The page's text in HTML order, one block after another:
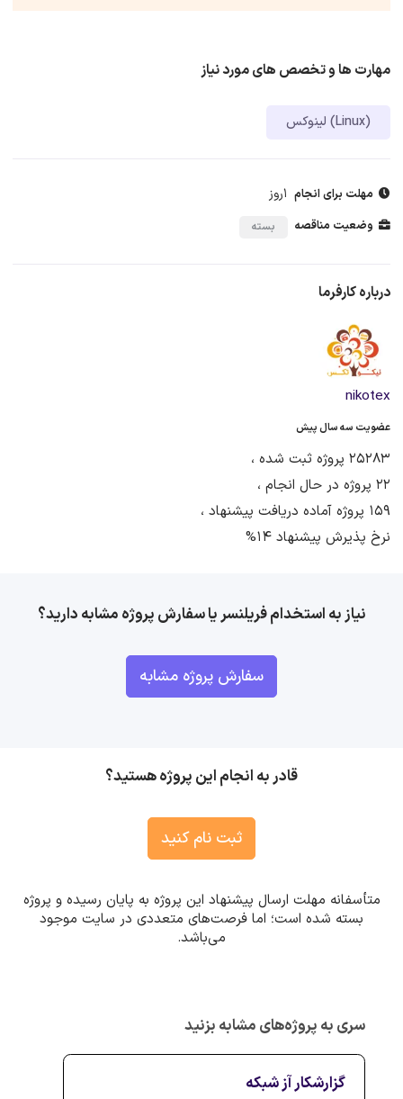
مهارت ها و تخصص های مورد نیاز
لینوکس (Linux)
مهلت برای انجام 1روز
وضعیت مناقصه بسته
درباره کارفرما
nikotex
عضویت سه سال پیش
25283 پروژه ثبت شده ،
22 پروژه در حال انجام ،
159 پروژه آماده دریافت پیشنهاد ،
نرخ پذیرش پیشنهاد 14%
نیاز به استخدام فریلنسر یا سفارش پروژه مشابه دارید؟
سفارش پروژه مشابه
قادر به انجام این پروژه هستید؟
ثبت نام کنید
متأسفانه مهلت ارسال پیشنهاد این پروژه به پایان رسیده و پروژه
بسته شده است؛ اما فرصت‌های متعددی در سایت موجود
می‌باشد.
سری به پروژه‌های مشابه بزنید
گزارشکار آز شبکه